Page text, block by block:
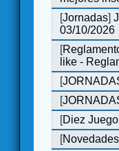
[Jornadas]
03/10/2026
[
like -
[
[
[Diez
[